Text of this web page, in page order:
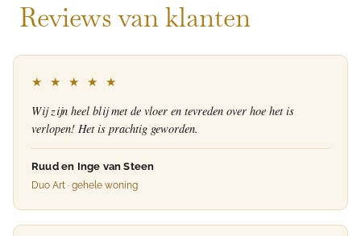
Reviews van klanten
★ ★ ★ ★ ★
Wij zijn heel blij met de vloer en tevreden over hoe het is
verlopen! Het is prachtig geworden.
Ruud en Inge van Steen
Duo Art · gehele woning